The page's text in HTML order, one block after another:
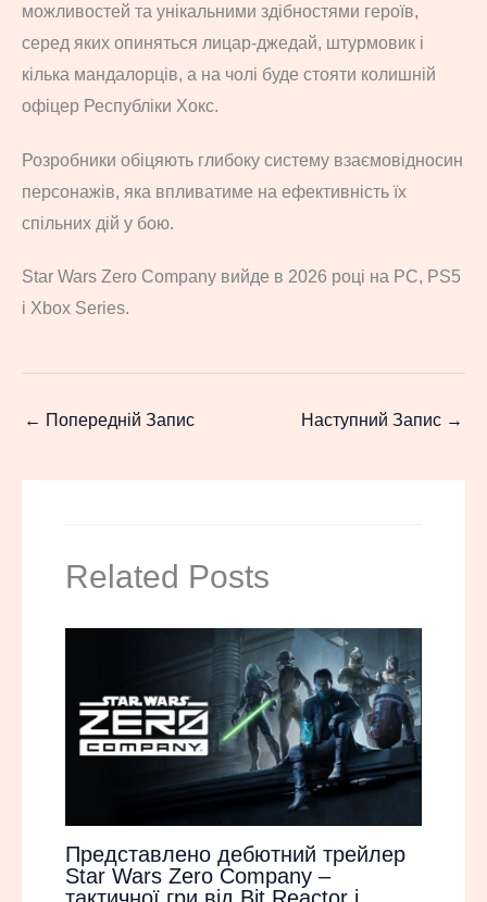
можливостей та унікальними здібностями героїв,
серед яких опиняться лицар-джедай, штурмовик і
кілька мандалорців, а на чолі буде стояти колишній
офіцер Республіки Хокс.
Розробники обіцяють глибоку систему взаємовідносин
персонажів, яка впливатиме на ефективність їх
спільних дій у бою.
Star Wars Zero Company вийде в 2026 році на PC, PS5
і Xbox Series.
← Попередній Запис Наступний Запис →
Related Posts
Представлено дебютний трейлер
Star Wars Zero Company –